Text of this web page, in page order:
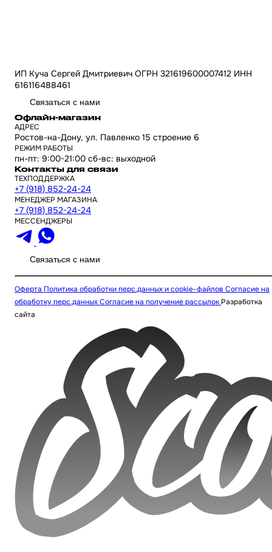
ИП Куча Сергей Дмитриевич ОГРН 321619600007412 ИНН
616116488461
Связаться с нами
Офлайн-магазин
АДРЕС
Ростов-на-Дону, ул. Павленко 15 строение 6
РЕЖИМ РАБОТЫ
пн-пт: 9:00-21:00 сб-вс: выходной
Контакты для связи
ТЕХПОДДЕРЖКА
+7 (918) 852-24-24
МЕНЕДЖЕР МАГАЗИНА
+7 (918) 852-24-24
МЕССЕНДЖЕРЫ
Связаться с нами
Оферта Политика обработки перс.данных и cookie-файлов Согласие на
обработку перс.данныхСогласие на получение рассылок Разработка
сайта